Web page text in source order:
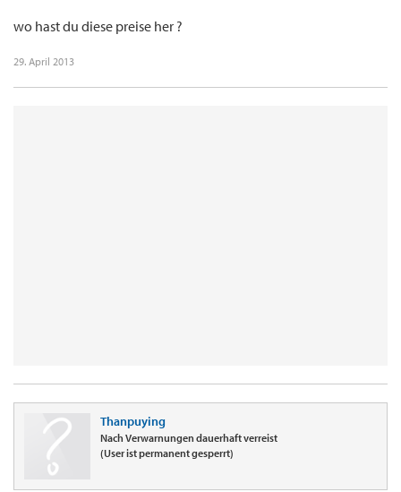
wo hast du diese preise her ?
29. April 2013
Thanpuying
Nach Verwarnungen dauerhaft verreist
(User ist permanent gesperrt)